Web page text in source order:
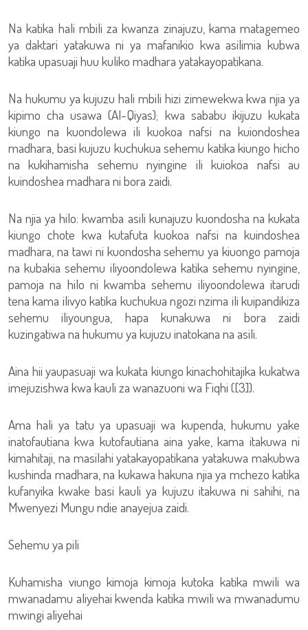
Na katika hali mbili za kwanza zinajuzu, kama matagemeo
ya daktari yatakuwa ni ya mafanikio kwa asilimia kubwa
katika upasuaji huu kuliko madhara yatakayopatikana.
Na hukumu ya kujuzu hali mbili hizi zimewekwa kwa njia ya
kipimo cha usawa (Al-Qiyas); kwa sababu ikijuzu kukata
kiungo na kuondolewa ili kuokoa nafsi na kuiondoshea
madhara, basi kujuzu kuchukua sehemu katika kiungo hicho
na kukihamisha sehemu nyingine ili kuiokoa nafsi au
kuindoshea madhara ni bora zaidi.
Na njia ya hilo: kwamba asili kunajuzu kuondosha na kukata
kiungo chote kwa kutafuta kuokoa nafsi na kuindoshea
madhara, na tawi ni kuondosha sehemu ya kiuongo pamoja
na kubakia sehemu iliyoondolewa katika sehemu nyingine,
pamoja na hilo ni kwamba sehemu iliyoondolewa itarudi
tena kama ilivyo katika kuchukua ngozi nzima ili kuipandikiza
sehemu iliyoungua, hapa kunakuwa ni bora zaidi
kuzingatiwa na hukumu ya kujuzu inatokana na asili.
Aina hii yaupasuaji wa kukata kiungo kinachohitajika kukatwa
imejuzishwa kwa kauli za wanazuoni wa Fiqhi ([3]).
Ama hali ya tatu ya upasuaji wa kupenda, hukumu yake
inatofautiana kwa kutofautiana aina yake, kama itakuwa ni
kimahitaji, na masilahi yatakayopatikana yatakuwa makubwa
kushinda madhara, na kukawa hakuna njia ya mchezo katika
kufanyika kwake basi kauli ya kujuzu itakuwa ni sahihi, na
Mwenyezi Mungu ndie anayejua zaidi.
Sehemu ya pili
Kuhamisha viungo kimoja kimoja kutoka katika mwili wa
mwanadamu aliyehai kwenda katika mwili wa mwanadumu
mwingi aliyehai